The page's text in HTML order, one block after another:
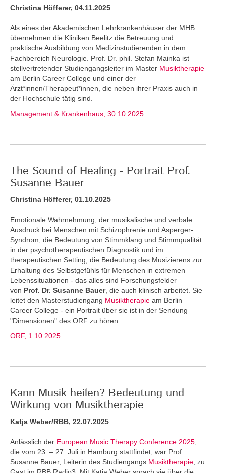
Christina Höfferer, 04.11.2025
Als eines der Akademischen Lehrkrankenhäuser der MHB
übernehmen die Kliniken Beelitz die Betreuung und
praktische Ausbildung von Medizinstudierenden in dem
Fachbereich Neurologie. Prof. Dr. phil. Stefan Mainka ist
stellvertretender Studiengangsleiter im Master Musiktherapie
am Berlin Career College und einer der
Ärzt*innen/Therapeut*innen, die neben ihrer Praxis auch in
der Hochschule tätig sind.
Management & Krankenhaus, 30.10.2025
The Sound of Healing - Portrait Prof.
Susanne Bauer
Christina Höfferer, 01.10.2025
Emotionale Wahrnehmung, der musikalische und verbale
Ausdruck bei Menschen mit Schizophrenie und Asperger-
Syndrom, die Bedeutung von Stimmklang und Stimmqualität
in der psychotherapeutischen Diagnostik und im
therapeutischen Setting, die Bedeutung des Musizierens zur
Erhaltung des Selbstgefühls für Menschen in extremen
Lebenssituationen - das alles sind Forschungsfelder
von Prof. Dr. Susanne Bauer, die auch klinisch arbeitet. Sie
leitet den Masterstudiengang Musiktherapie am Berlin
Career College - ein Portrait über sie ist in der Sendung
"Dimensionen" des ORF zu hören.
ORF, 1.10.2025
Kann Musik heilen? Bedeutung und
Wirkung von Musiktherapie
Katja Weber/RBB, 22.07.2025
Anlässlich der European Music Therapy Conference 2025
die vom 23. – 27. Juli in Hamburg stattfindet, war Prof.
Susanne Bauer, Leiterin des Studiengangs Musiktherapie , zu